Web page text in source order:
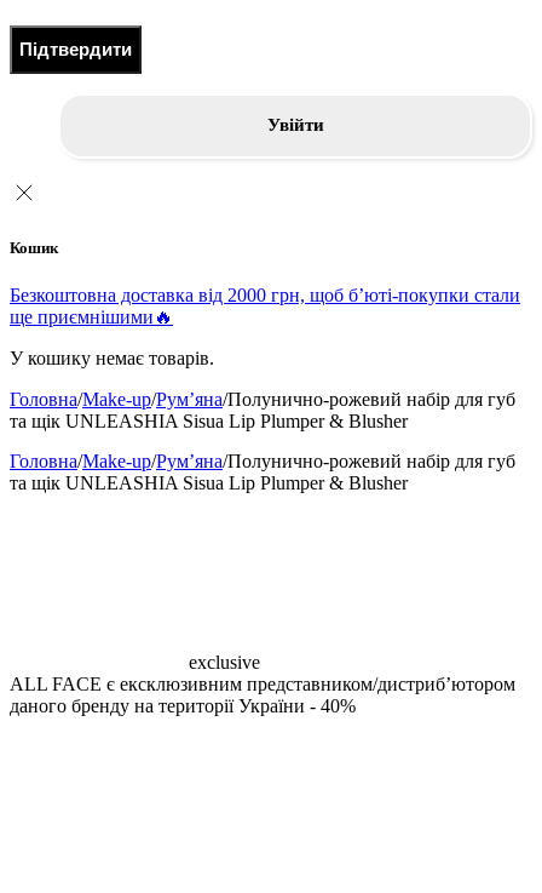
Підтвердити
Увійти
Кошик
Безкоштовна доставка від 2000 грн, щоб б’юті-покупки стали
ще приємнішими🔥
У кошику немає товарів.
Головна/Make-up/Румʼяна/Полунично-рожевий набір для губ
та щік UNLEASHIA Sisua Lip Plumper & Blusher
Головна/Make-up/Румʼяна/Полунично-рожевий набір для губ
та щік UNLEASHIA Sisua Lip Plumper & Blusher
exclusive
ALL FACE є ексклюзивним представником/дистрибʼютором
даного бренду на території України - 40%